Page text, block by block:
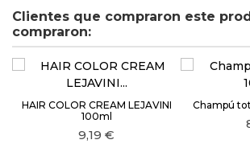
Clientes que compraron este
compraron:
HAIR COLOR CREAM LEJAVINI
100ml
9,19 €
Champú